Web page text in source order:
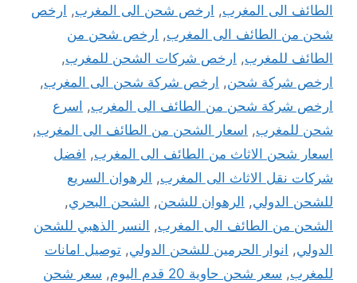
الطائف الى المغرب, ارخص شحن الى المغرب, ارخص
شحن من الطائف الى المغرب, ارخص شحن من
الطائف للمغرب, ارخص شركات الشحن للمغرب,
ارخص شركة شحن, ارخص شركة شحن الى المغرب,
ارخص شركة شحن من الطائف الى المغرب, اسرع
شحن للمغرب, اسعار الشحن من الطائف الى المغرب,
اسعار شحن الاثاث من الطائف الى المغرب, افضل
شركات نقل الاثاث الى المغرب, الرهوان السريع
للشحن الدولي, الرهوان للشحن, الشحن البحري,
الشحن من الطائف الى المغرب, النسر الذهبي للشحن
الدولي, انوار الحرمين للشحن الدولي, توصيل امانات
للمغرب, سعر شحن حاوية 20 قدم اليوم , سعر شحن